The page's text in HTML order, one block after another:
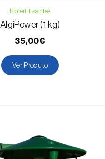
Biofertilizantes
AlgiPower (1 kg)
35,00€
Ver Produto